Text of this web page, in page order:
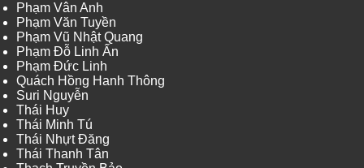
Phạm Vân Anh
Phạm Văn Tuyền
Phạm Vũ Nhật Quang
Phạm Đỗ Linh Ấn
Phạm Đức Linh
Quách Hồng Hanh Thông
Suri Nguyễn
Thái Huy
Thái Minh Tú
Thái Nhựt Đăng
Thái Thanh Tân